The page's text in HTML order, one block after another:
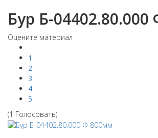
Бур Б-
Оцените материал
1
2
3
4
5
(1 Голосовать)